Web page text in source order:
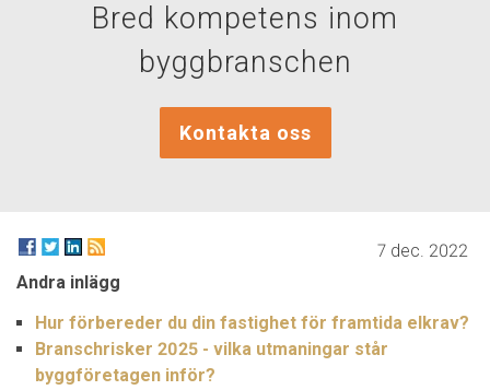
Bred kompetens inom
byggbranschen
Kontakta oss
7 dec. 2022
Andra inlägg
Hur förbereder du din fastighet för framtida elkrav?
Branschrisker 2025 - vilka utmaningar står
byggföretagen inför?